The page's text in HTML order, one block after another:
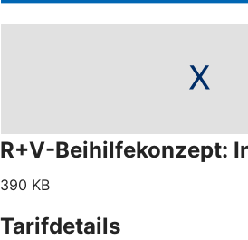
R+V-Beihilfekonzept:
390 KB
Tarifdetails